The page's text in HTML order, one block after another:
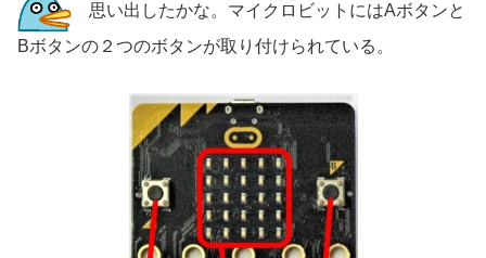
思い出したかな。マイクロビットにはAボタンと
Bボタンの２つのボタンが取り付けられている。